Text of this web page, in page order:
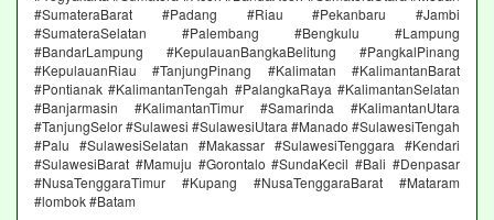
#SumateraBarat #Padang #Riau #Pekanbaru #Jambi
#SumateraSelatan #Palembang #Bengkulu #Lampung
#BandarLampung #KepulauanBangkaBelitung #PangkalPinang
#KepulauanRiau #TanjungPinang #Kalimatan #KalimantanBarat
#Pontianak #KalimantanTengah #PalangkaRaya #KalimantanSelatan
#Banjarmasin #KalimantanTimur #Samarinda #KalimantanUtara
#TanjungSelor #Sulawesi #SulawesiUtara #Manado #SulawesiTengah
#Palu #SulawesiSelatan #Makassar #SulawesiTenggara #Kendari
#SulawesiBarat #Mamuju #Gorontalo #SundaKecil #Bali #Denpasar
#NusaTenggaraTimur #Kupang #NusaTenggaraBarat #Mataram
#lombok #Batam